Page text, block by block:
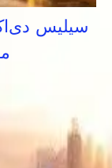
سیلیس